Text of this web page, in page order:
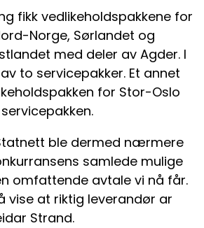
fikk vedlikeholdspakkene for
Norge, Sørlandet og
med deler av Agder. I
to servicepakker. Et annet
for Stor-Oslo
ble dermed nærmere
samlede mulige
omfattende avtale vi nå får.
vise at riktig leverandør ar
Strand.